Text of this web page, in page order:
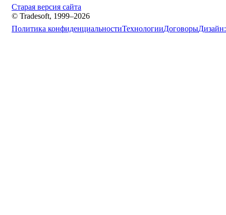
Старая версия сайта
© Tradesoft, 1999–2026
Политика конфиденциальностиТехнологииДоговорыДизайн: